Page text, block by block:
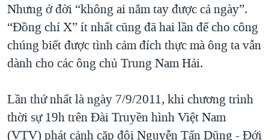
Nhưng ở đời “không ai nắm tay được cả ngày”.
“Đồng chí X” ít nhất cũng đã hai lần để cho công
chúng biết được tình cảm đích thực mà ông ta vẫn
dành cho các ông chủ Trung Nam Hải.
Lần thứ nhất là ngày 7/9/2011, khi chương trình
thời sự 19h trên Đài Truyền hình Việt Nam
(VTV) phát cảnh cặp đôi Nguyễn Tấn Dũng - Đới